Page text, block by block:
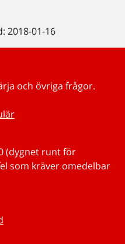
2018-01-16
och övriga frågor.
(dygnet runt för
som kräver omedelbar